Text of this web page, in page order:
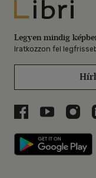
Libri
Legyen mindig
Iratkozzon fel
Libri aLibri a